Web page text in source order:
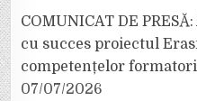
COMUNICAT DE
cu succes proiectul
competențelor
07/07/2026